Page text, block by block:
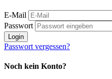
E-Mail
Passwort
Login
Passwort vergessen?
Noch kein Konto?